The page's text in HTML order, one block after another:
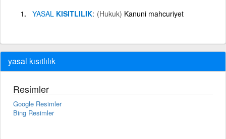
YASAL KISITLILIK (Hukuk) Kanuni mahcuriyet
yasal kısıtlılık
Resimler
Google Resimler
Bing Resimler